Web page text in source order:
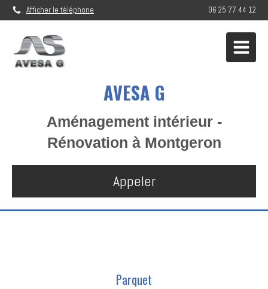
Afficher le téléphone 06 25 77 44 12
AVESA G
Aménagement intérieur -
Rénovation à Montgeron
Appeler
Parquet